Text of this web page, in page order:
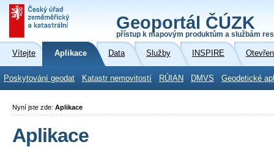
Geoportál ČÚZK
přístup k mapovým produktům a službám
Vítejte Aplikace Data Služby INSPIRE
Poskytování geodat Katastr nemovitostí RÚIAN DMVS Geodetické
Nyní jste zde: Aplikace
Aplikace